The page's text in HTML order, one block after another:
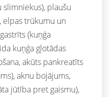
slimniekus), plaušu
elpas trūkumu un
(kuņģa
kuņģa gļotādas
akūts pankreatīts
aknu bojājums,
jūtība pret gaismu),